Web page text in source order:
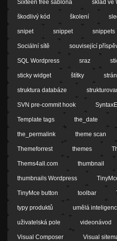
Sixteen free šablona sklad ve
škodlivý kód školení
snipet snippet snippets
Sociální sítě související
SQL Wordpress sraz
sticky widget štítky
struktura databáze
SVN pre-commit hook
Template tags the_date
the_permalink theme scan
Themeforrest themes
Thems4all.com thumbnail
thumbnails Wordpress
TinyMce button toolbar
typy produktů umělá
uživatelská pole videonávod
Visual Composer Visual